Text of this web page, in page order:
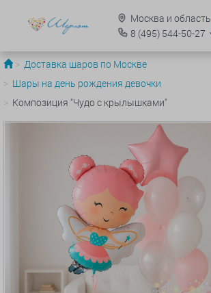
Москва и область
8 (495)544-50-27
Доставка шаров по Москве
Шары на день рождения девочки
Композиция "Чудо с крылышками"